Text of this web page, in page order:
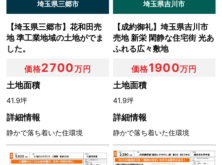
することができるものとします。
当社が別途定める場合を除いて，変更後のプライバシーポ
リシーは，本ウェブサイトに掲載したときから効力を生じ
第９条（お問い合わせ窓口）
本ポリシーに関するお問い合わせは，下記の窓口までお願
いいたします。
住所：〒341-0003 埼玉県三郷市彦成1-1
電話：TEL．048-949-0112
埼玉県三郷市
【埼玉県三郷市】花和田売
地 準工業地域の土地がでま
した。
価格2700万円
土地面積
41.9坪
詳細情報
静かで落ち着いた住環境
埼玉県吉川市
【成約御礼】埼玉県吉川市
売地 新栄 閑静な住宅街 光あ
ふれる広々敷地
価格1900万円
土地面積
41.9坪
詳細情報
静かで落ち着いた住環境